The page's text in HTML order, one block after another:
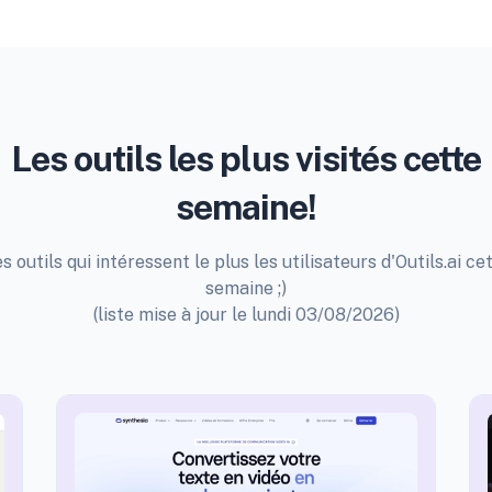
Les outils les plus visités cette
semaine!
outils qui intéressent le plus les utilisateurs d'Outils.ai
semaine ;)
(liste mise à jour le lundi 03/08/2026)